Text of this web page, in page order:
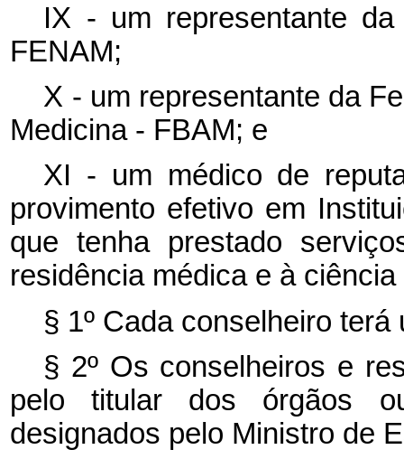
IX - um representante
FENAM;
X - um representante da
Medicina - FBAM; e
XI - um médico de
provimento efetivo em
que tenha prestado
residência médica e à
§ 1º Cada conselheiro terá
§ 2º Os conselheiros e
pelo titular dos órgãos
designados pelo Ministro de